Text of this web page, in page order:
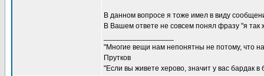
В данном вопросе я тоже имел в виду
В Вашем ответе не совсем понял фразу "я
"Многие вещи нам непонятны не потому, что
Прутков
"Если вы живете херово, значит у вас бардак